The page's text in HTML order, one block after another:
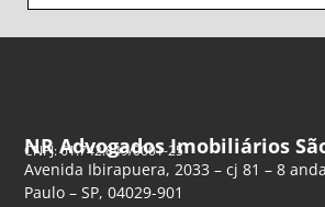
NR Advogados Imobiliários
CNPJ: 61.742.849/0001-25
Avenida Ibirapuera, 2033 – cj 81 – 8
Paulo – SP, 04029-901